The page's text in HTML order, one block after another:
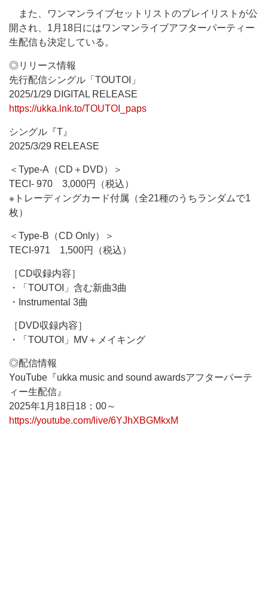
また、ワンマンライブセットリストのプレイリストが公
開され、1月18日にはワンマンライブアフターパーティー
生配信も決定している。
◎リリース情報
先行配信シングル「TOUTOI」
2025/1/29 DIGITAL RELEASE
https://ukka.lnk.to/TOUTOI_paps
シングル『T』
2025/3/29 RELEASE
＜Type-A（CD＋DVD）＞
TECI- 970 3,000円（税込）
※トレーディングカード付属（全21種のうちランダムで1
枚）
＜Type-B（CD Only）＞
TECI-971 1,500円（税込）
［CD収録内容］
・「TOUTOI」含む新曲3曲
・Instrumental 3曲
［DVD収録内容］
・「TOUTOI」MV＋メイキング
◎配信情報
YouTube『ukka music and sound awardsアフターパーテ
ィー生配信』
2025年1月18日18：00～
https://youtube.com/live/6YJhXBGMkxM